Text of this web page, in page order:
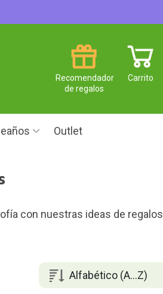
Carrito
Recomendador
de regalos
Outlet
con nuestras ideas de regalos
Alfabético (A...Z)